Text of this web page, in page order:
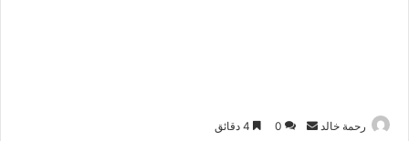
رحمة خالد
أرسل 0